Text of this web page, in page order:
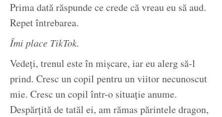
Prima dată răspunde ce crede că vreau eu să aud.
Repet întrebarea.
Îmi place TikTok.
Vedeți, trenul este în mișcare, iar eu alerg să-l
prind. Cresc un copil pentru un viitor necunoscut
mie. Cresc un copil într-o situație anume.
Despărțită de tatăl ei, am rămas părintele dragon,